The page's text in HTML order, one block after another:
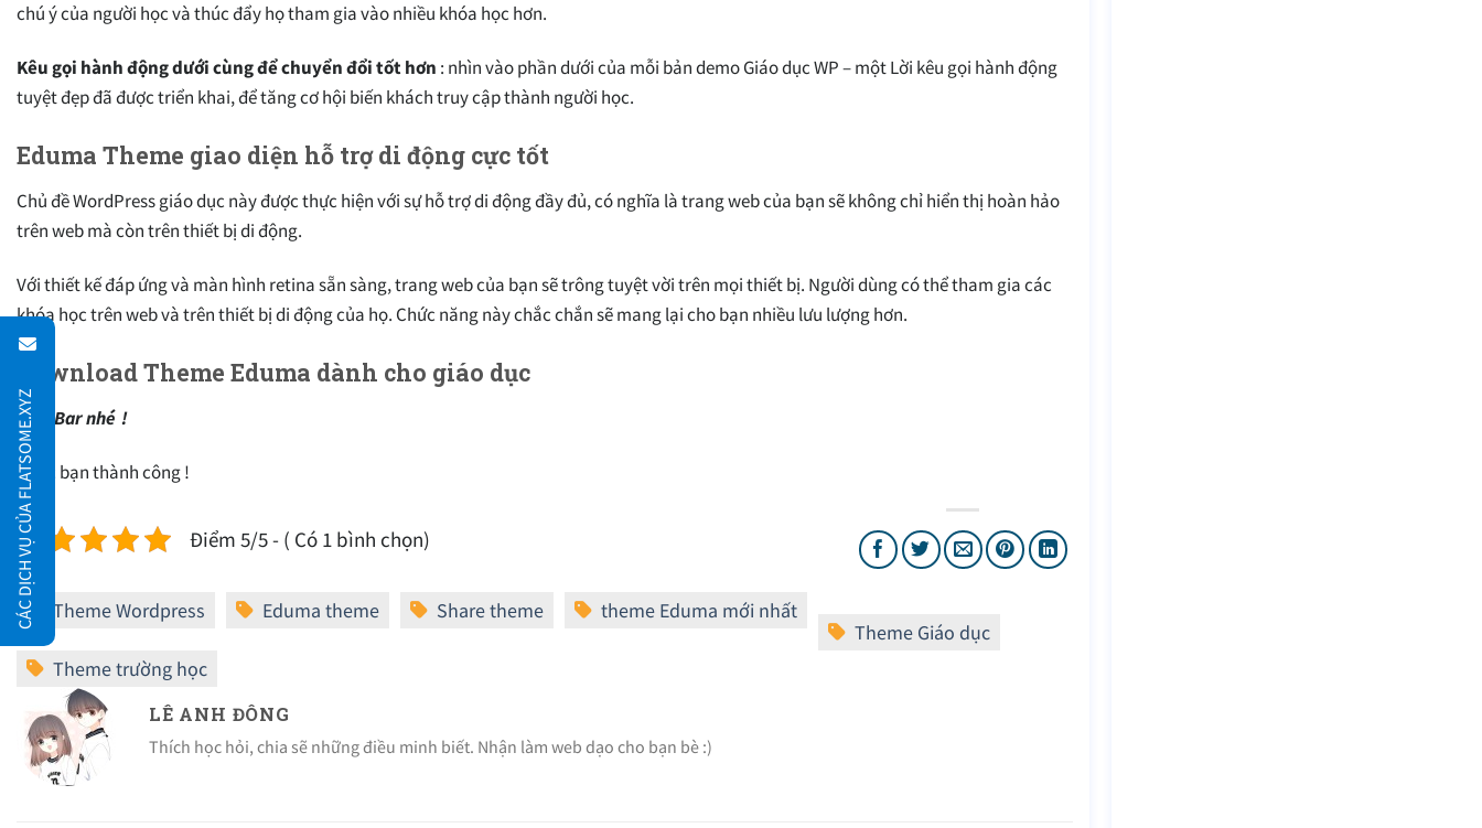
chú ý của người học và thúc đẩy họ tham gia vào nhiều khóa học hơn.
Kêu gọi hành động dưới cùng để chuyển đổi tốt hơn : nhìn vào phần dưới của mỗi bản demo Giáo dục WP – một Lời kêu gọi hành động
tuyệt đẹp đã được triển khai, để tăng cơ hội biến khách truy cập thành người học.
Eduma Theme giao diện hỗ trợ di động cực tốt
Chủ đề WordPress giáo dục này được thực hiện với sự hỗ trợ di động đầy đủ, có nghĩa là trang web của bạn sẽ không chỉ hiển thị hoàn hảo
trên web mà còn trên thiết bị di động.
Với thiết kế đáp ứng và màn hình retina sẵn sàng, trang web của bạn sẽ trông tuyệt vời trên mọi thiết bị. Người dùng có thể tham gia các
khóa học trên web và trên thiết bị di động của họ. Chức năng này chắc chắn sẽ mang lại cho bạn nhiều lưu lượng hơn.
Download Theme Eduma dành cho giáo dục
Side Bar nhé !
Chúc bạn thành công !
Điểm 5/5 - ( Có 1 bình chọn)
LÊ ANH ĐÔNG
Thích học hỏi, chia sẽ những điều minh biết. Nhận làm web dạo cho bạn bè :)
CÁC DỊCH VỤ CỦA FLATSOME.XYZ